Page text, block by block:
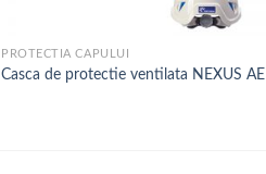
PROTECTIA CAPULUI
Casca de protectie ventilata NEXUS AE